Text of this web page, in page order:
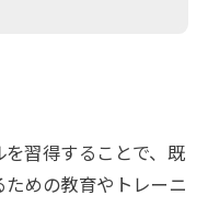
習得することで、既
めの教育やトレーニ